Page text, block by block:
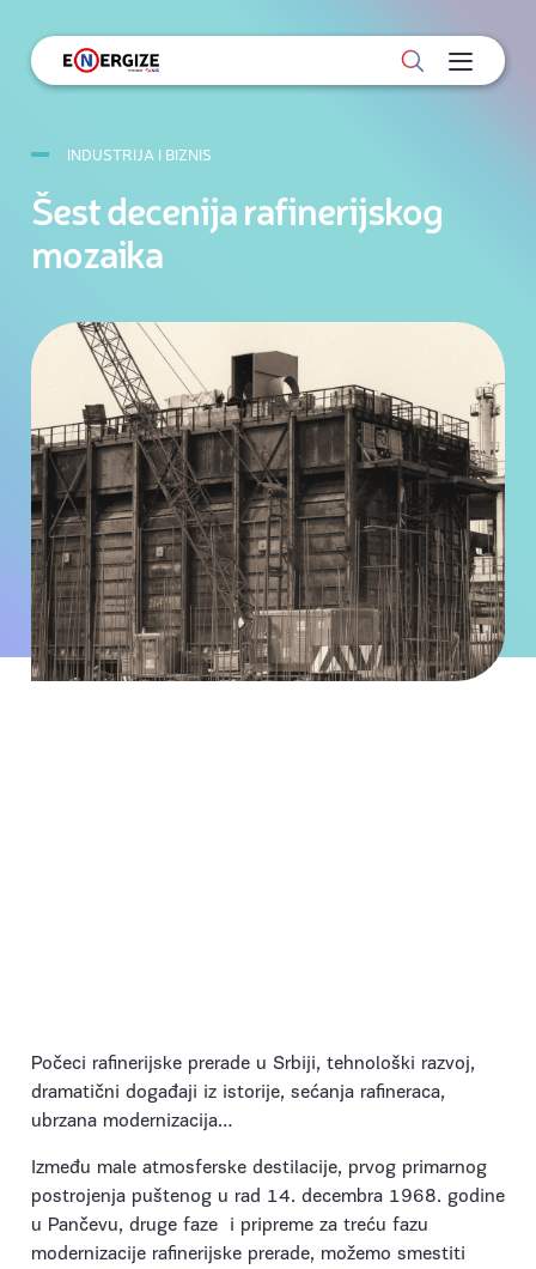
INDUSTRIJA I BIZNIS
Šest decenija rafinerijskog
mozaika
Počeci rafinerijske prerade u Srbiji, tehnološki razvoj,
dramatični događaji iz istorije, sećanja rafineraca,
ubrzana modernizacija…
Između male atmosferske destilacije, prvog primarnog
postrojenja puštenog u rad 14. decembra 1968. godine
u Pančevu, druge faze i pripreme za treću fazu
modernizacije rafinerijske prerade, možemo smestiti